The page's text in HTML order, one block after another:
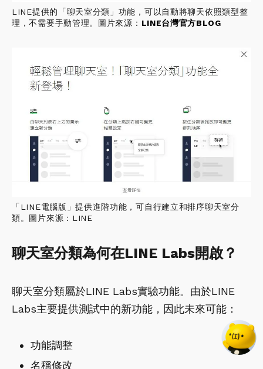
LINE提供的「聊天室分類」功能，可以自動將聊天依照類型整
理，不需要手動管理。圖片來源： LINE台灣官方BLOG
「LINE電腦版」提供進階功能，可自行建立和排序聊天室分
類。圖片來源：LINE
聊天室分類為何在LINE Labs開啟？
聊天室分類屬於LINE Labs實驗功能。由於LINE
Labs主要提供測試中的新功能，因此未來可能：
功能調整
名稱修改